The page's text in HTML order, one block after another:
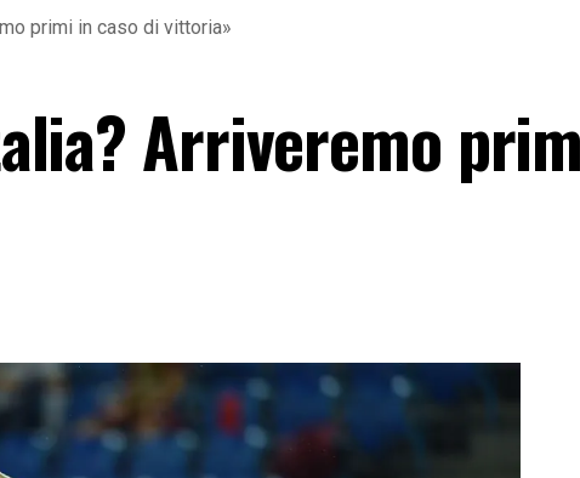
primi in caso di vittoria»
Arriveremo